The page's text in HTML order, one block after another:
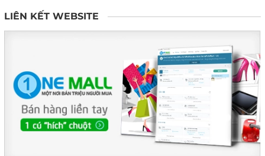
LIÊN KẾT WEBSITE